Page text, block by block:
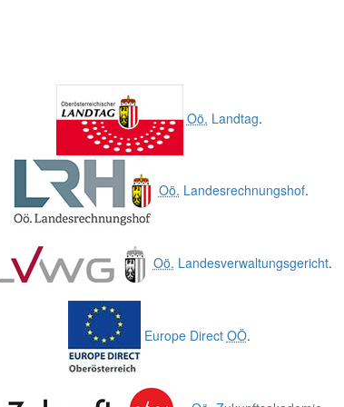
Oö. Landtag.
Oö. Landesrechnungshof.
Oö. Landesverwaltungsgericht.
Europe Direct OÖ.